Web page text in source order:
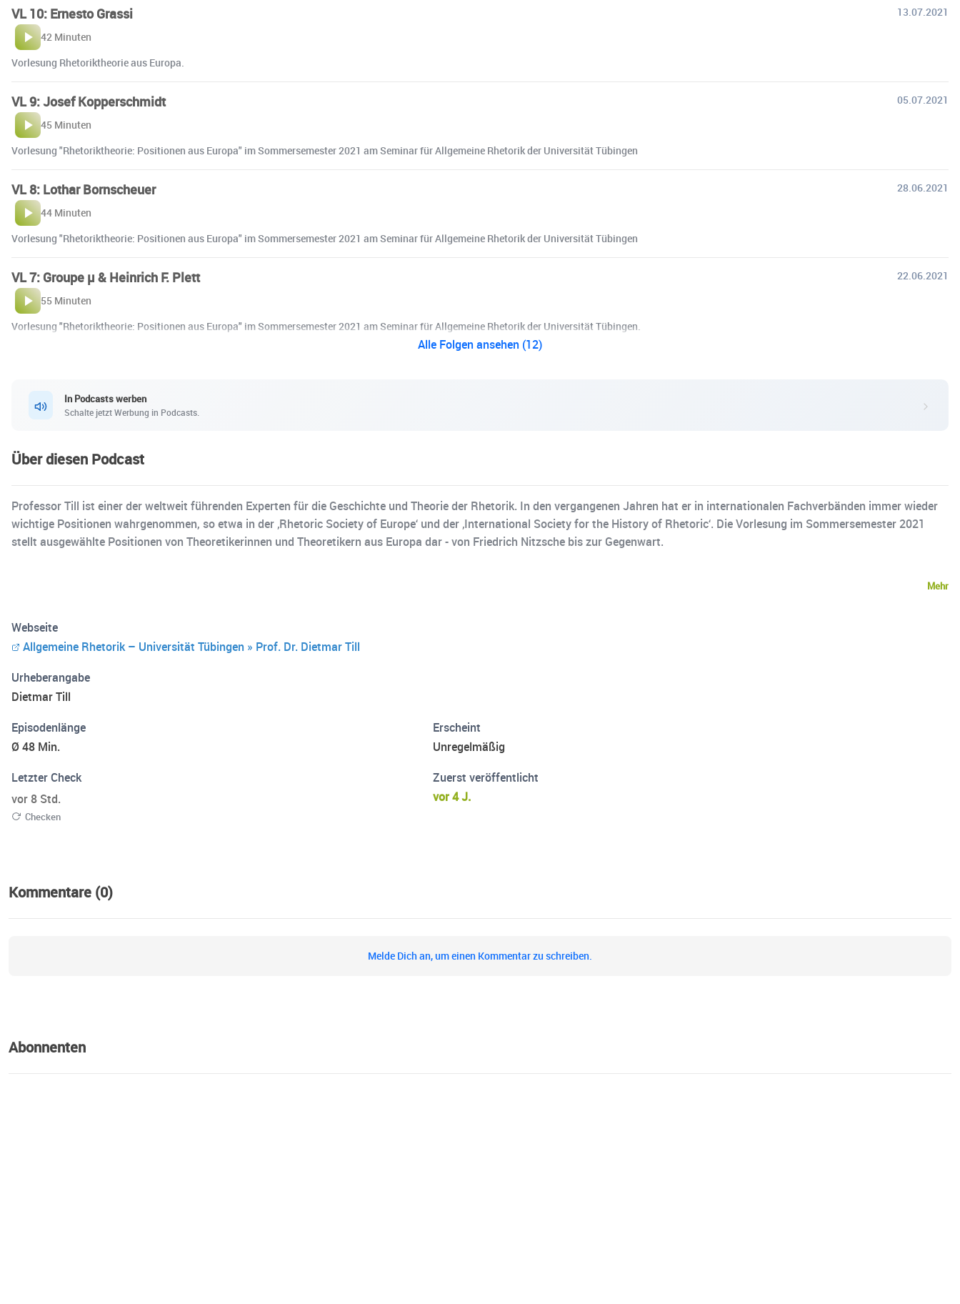
VL 10: Ernesto Grassi
13.07.2021
42 Minuten
Vorlesung Rhetoriktheorie aus Europa.
VL 9: Josef Kopperschmidt
05.07.2021
45 Minuten
Vorlesung "Rhetoriktheorie: Positionen aus Europa" im Sommersemester 2021 am Seminar für Allgemeine Rhetorik der Universität Tübingen
VL 8: Lothar Bornscheuer
28.06.2021
44 Minuten
Vorlesung "Rhetoriktheorie: Positionen aus Europa" im Sommersemester 2021 am Seminar für Allgemeine Rhetorik der Universität Tübingen
VL 7: Groupe µ & Heinrich F. Plett
22.06.2021
55 Minuten
Vorlesung "Rhetoriktheorie: Positionen aus Europa" im Sommersemester 2021 am Seminar für Allgemeine Rhetorik der Universität Tübingen.
Alle Folgen ansehen (12)
In Podcasts werben
Schalte jetzt Werbung in Podcasts.
Über diesen Podcast
Professor Till ist einer der weltweit führenden Experten für die Geschichte und Theorie der Rhetorik. In den vergangenen Jahren hat er in internationalen Fachverbänden immer wieder
wichtige Positionen wahrgenommen, so etwa in der ‚Rhetoric Society of Europe‘ und der ‚International Society for the History of Rhetoric‘. Die Vorlesung im Sommersemester 2021
stellt ausgewählte Positionen von Theoretikerinnen und Theoretikern aus Europa dar - von Friedrich Nitzsche bis zur Gegenwart.
Mehr
Webseite
Allgemeine Rhetorik – Universität Tübingen » Prof. Dr. Dietmar Till
Urheberangabe
Dietmar Till
Episodenlänge
Ø 48 Min.
Erscheint
Unregelmäßig
Letzter Check
vor 8 Std.
Checken
Zuerst veröffentlicht
vor 4 J.
Kommentare (0)
Melde Dich an, um einen Kommentar zu schreiben.
Abonnenten